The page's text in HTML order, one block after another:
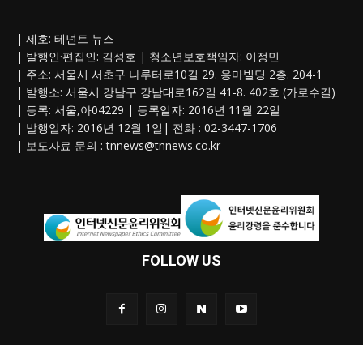
| 제호: 테넌트 뉴스
| 발행인·편집인: 김성호 | 청소년보호책임자: 이정민
| 주소: 서울시 서초구 나루터로10길 29. 용마빌딩 2층. 204-1
| 발행소: 서울시 강남구 강남대로162길 41-8. 402호 (가로수길)
| 등록: 서울,아04229 | 등록일자: 2016년 11월 22일
| 발행일자: 2016년 12월 1일| 전화 : 02-3447-1706
| 보도자료 문의 :tnnews@tnnews.co.kr
FOLLOW US